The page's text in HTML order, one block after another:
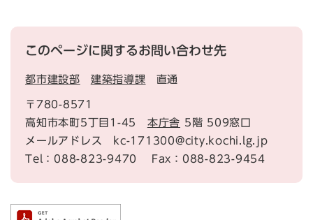
このページに関するお問い合わせ先
都市建設部 建築指導課 直通
〒780-8571
高知市本町5丁目1-45 本庁舎 5階 509窓口
メールアドレス kc-171300@city.kochi.lg.jp
Tel：088-823-9470
Fax：088-823-9454